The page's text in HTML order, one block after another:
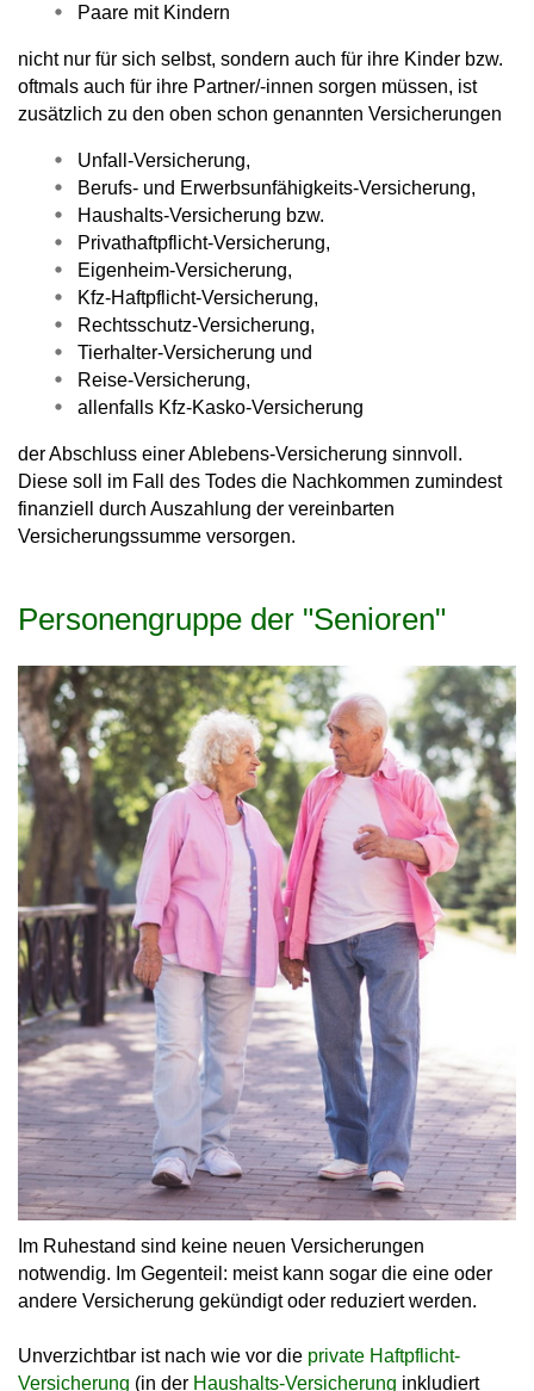
Paare mit Kindern
nicht nur für sich selbst, sondern auch für ihre Kinder bzw.
oftmals auch für ihre Partner/-innen sorgen müssen, ist
zusätzlich zu den oben schon genannten Versicherungen
Unfall-Versicherung,
Berufs- und Erwerbsunfähigkeits-Versicherung,
Haushalts-Versicherung bzw.
Privathaftpflicht-Versicherung,
Eigenheim-Versicherung,
Kfz-Haftpflicht-Versicherung,
Rechtsschutz-Versicherung,
Tierhalter-Versicherung und
Reise-Versicherung,
allenfalls Kfz-Kasko-Versicherung
der Abschluss einer Ablebens-Versicherung sinnvoll.
Diese soll im Fall des Todes die Nachkommen zumindest
finanziell durch Auszahlung der vereinbarten
Versicherungssumme versorgen.
Personengruppe der "Senioren"
Im Ruhestand sind keine neuen Versicherungen
notwendig. Im Gegenteil: meist kann sogar die eine oder
andere Versicherung gekündigt oder reduziert werden.
Unverzichtbar ist nach wie vor die private Haftpflicht-
Versicherung (in der Haushalts-Versicherung inkludiert